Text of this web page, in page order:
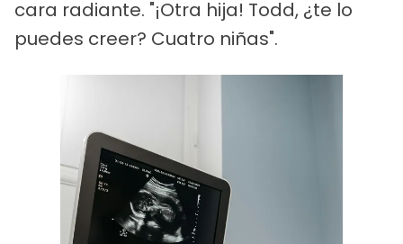
cara radiante. "¡Otra hija! Todd, ¿te lo
puedes creer? Cuatro niñas".